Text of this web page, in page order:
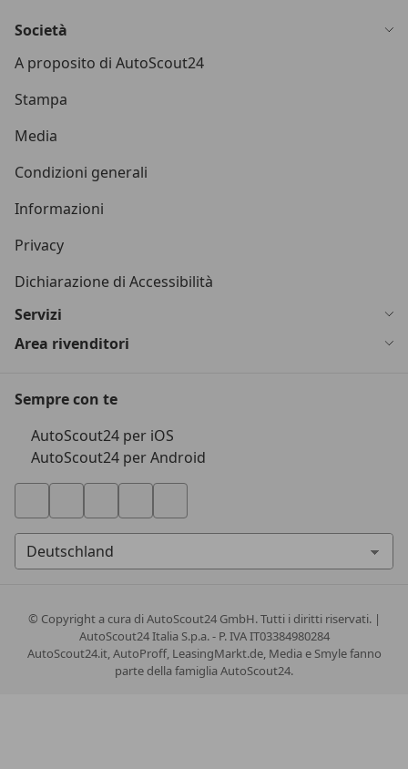
Società
A proposito di AutoScout24
Stampa
Media
Condizioni generali
Informazioni
Privacy
Dichiarazione di Accessibilità
Servizi
Area rivenditori
Sempre con te
AutoScout24 per iOS
AutoScout24 per Android
© Copyrighta cura di AutoScout24 GmbH. Tutti i diritti riservati. |
AutoScout24 Italia S.p.a. - P. IVA IT03384980284
AutoScout24.it, AutoProff, LeasingMarkt.de, Media e Smyle fanno
parte della famiglia AutoScout24.